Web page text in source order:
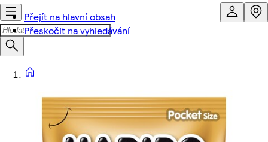
Přejít na hlavní obsah
Přeskočit na vyhledávání